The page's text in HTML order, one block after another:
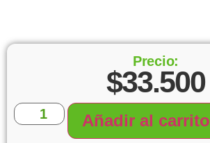
Precio:
$33.500
Añadir al carrito